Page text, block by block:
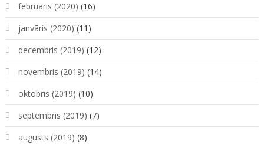
februāris (2020) (16)
janvāris (2020) (11)
decembris (2019) (12)
novembris (2019) (14)
oktobris (2019) (10)
septembris (2019) (7)
augusts (2019) (8)